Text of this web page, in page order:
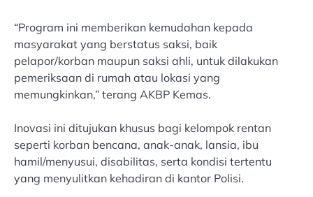
“Program ini memberikan kemudahan kepada
masyarakat yang berstatus saksi, baik
pelapor/korban maupun saksi ahli, untuk dilakukan
pemeriksaan di rumah atau lokasi yang
memungkinkan,” terang AKBP Kemas.
Inovasi ini ditujukan khusus bagi kelompok rentan
seperti korban bencana, anak-anak, lansia, ibu
hamil/menyusui, disabilitas, serta kondisi tertentu
yang menyulitkan kehadiran di kantor Polisi.